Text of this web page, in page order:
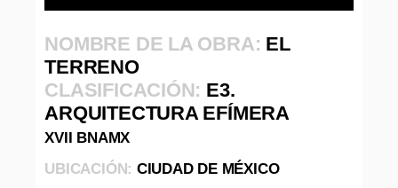
NOMBRE DE LA OBRA: EL
TERRENO
CLASIFICACIÓN: E3.
ARQUITECTURA EFÍMERA
XVII BNAMX
UBICACIÓN: CIUDAD DE MÉXICO